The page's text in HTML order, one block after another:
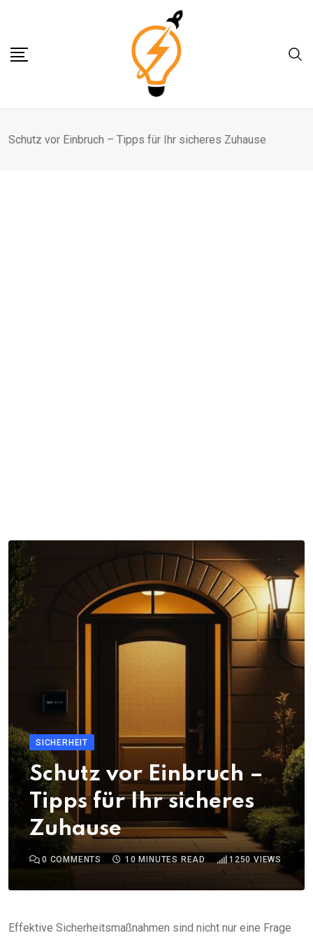
content
Schutz vor Einbruch – Tipps für Ihr sicheres Zuhause
SICHERHEIT
Schutz vor Einbruch –
Tipps für Ihr sicheres
Zuhause
0 COMMENTS 10 MINUTES READ 1250 VIEWS
Effektive Sicherheitsmaßnahmen sind nicht nur eine Frage